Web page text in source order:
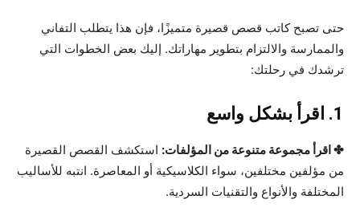
حتى تصبح كاتب قصص قصيرة متميزًا، فإن هذا يتطلب التفاني
والممارسة والالتزام بتطوير مهاراتك. إليك بعض الخطوات التي
ترشدك في رحلتك:
1. اقرأ بشكل واسع
✤ اقرأ مجموعة متنوعة من المؤلفات: استكشف القصص القصيرة
من مؤلفين مختلفين، سواء الكلاسيكية أو المعاصرة. انتبه للأساليب
المختلفة والأنواع والتقنيات السردية.